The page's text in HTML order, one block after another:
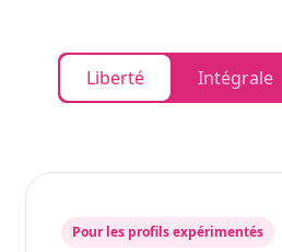
Liberté Intégrale
Pour les profils expérimentés